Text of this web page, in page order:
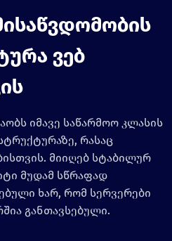
ვებ
იმავე საწარმოო კლასის
რასაც
მიიღებ სტაბილურ
მუდამ სწრაფად
ხარ, რომ სერვერები
განთავსებული.